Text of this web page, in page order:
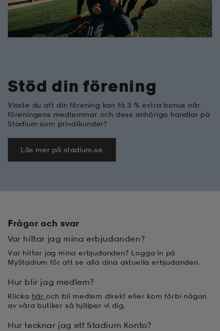
Stöd din förening
Visste du att din förening kan få 3 % extra bonus när
föreningens medlemmar och dess anhöriga handlar på
Stadium som privatkunder?
Läs mer på stadium.se
Frågor och svar
Var hittar jag mina erbjudanden?
Var hittar jag mina erbjudanden? Logga in på
MyStadium för att se alla dina aktuella erbjudanden.
Hur blir jag medlem?
Klicka här och bli medlem direkt eller kom förbi någon
av våra butiker så hjälper vi dig.
Hur tecknar jag ett Stadium Konto?